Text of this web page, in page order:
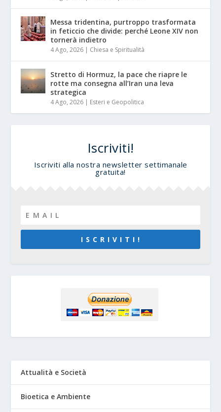
Messa tridentina, purtroppo trasformata
in feticcio che divide: perché Leone XIV non
tornerà indietro
4 Ago, 2026 | Chiesa e Spiritualità
Stretto di Hormuz, la pace che riapre le
rotte ma consegna all’Iran una leva
strategica
4 Ago, 2026 | Esteri e Geopolitica
Iscriviti!
Iscriviti alla nostra newsletter settimanale
gratuita!
I S C R I V I T I !
Attualità e Società
Bioetica e Ambiente